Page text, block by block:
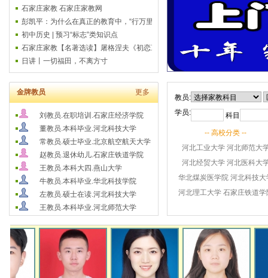
石家庄家教 石家庄家教网
彭凯平：为什么在真正的教育中，“行万里路
初中历史 | 预习“标志”类知识点
石家庄家教【名著选读】屠格涅夫《初恋》
日讲丨一切福田，不离方寸
更多
金牌教员
刘教员.在职培训.石家庄经济学院
董教员.本科毕业.河北科技大学
常教员.硕士毕业.北京航空航天大学
赵教员.退休幼儿.石家庄铁道学院
王教员.本科大四.燕山大学
牛教员.本科毕业.华北科技学院
左教员.硕士在读.河北科技大学
王教员.本科毕业.河北师范大学
教员:
学员:
科目
-- 高校分类 --
河北工业大学 河北师范大
河北经贸大学 河北医科大
华北煤炭医学院 河北科技大
河北理工大学 石家庄铁道学